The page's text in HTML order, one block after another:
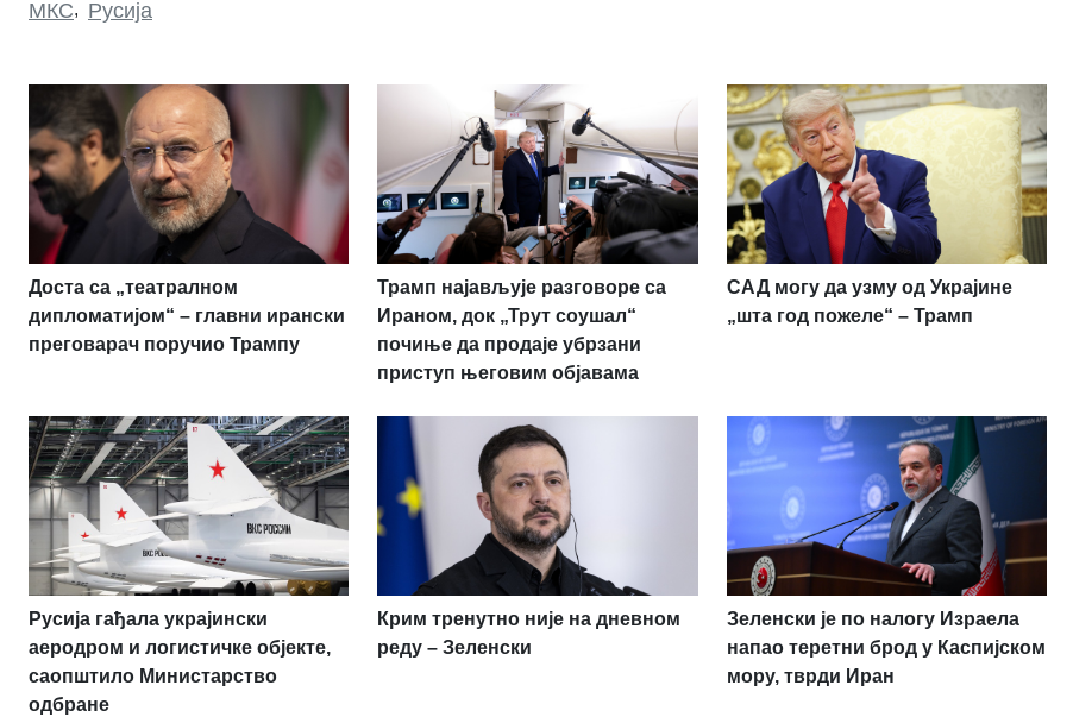
МКС, Русија
Доста са „театралном
дипломатијом“ – главни ирански
преговарач поручио Трампу
Трамп најављује разговоре са
Ираном, док „Трут соушал“
почиње да продаје убрзани
приступ његовим објавама
САД могу да узму од Украјине
„шта год пожеле“ – Трамп
Русија гађала украјински
аеродром и логистичке објекте,
саопштило Министарство
одбране
Крим тренутно није на дневном
реду – Зеленски
Зеленски је по налогу Израела
напао теретни брод у Каспијском
мору, тврди Иран